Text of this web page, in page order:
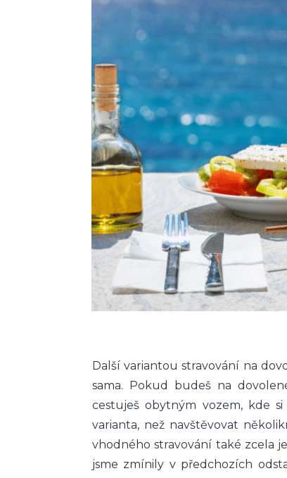
Další variantou stravování na
sama. Pokud budeš na
cestuješ obytným vozem, kde
varianta, než navštěvovat
vhodného stravování také zcela
jsme zmínily v předchozích